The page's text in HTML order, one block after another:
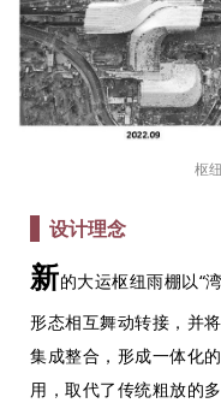
枢
设计理念
新的大运枢纽雨棚以“
形态相互舞动转接，并
集成整合，形成一体化
用，取代了传统粗放的